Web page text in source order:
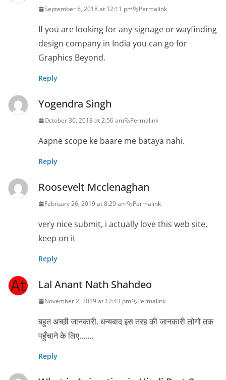
September 6, 2018 at 12:11 pm Permalink
If you are looking for any signage or wayfinding
design company in India you can go for
Graphics Beyond.
Reply
Yogendra Singh
October 30, 2018 at 2:56 am Permalink
Aapne scope ke baare me bataya nahi.
Reply
Roosevelt Mcclenaghan
February 26, 2019 at 8:29 am Permalink
very nice submit, i actually love this web site,
keep on it
Reply
Lal Anant Nath Shahdeo
November 2, 2019 at 12:43 pm Permalink
बहुत अच्छी जानकारी. धन्यबाद इस तरह की जानकारी लोगों तक
पहुँचाने के लिए…….
Reply